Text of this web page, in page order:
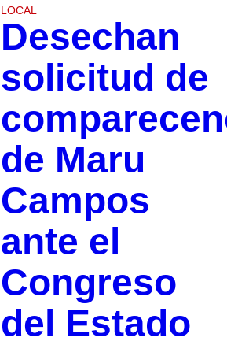
LOCAL
Desechan
solicitud de
de Maru
Campos
ante el
Congreso
del Estado